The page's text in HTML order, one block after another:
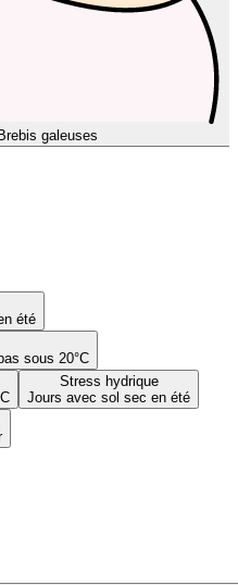
Brebis galeuses
été
sous 20°C
Stress hydrique
Jours avec sol sec en été